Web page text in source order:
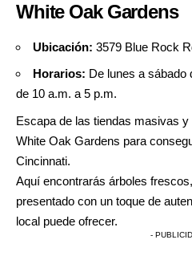
White Oak Gardens
Ubicación: 3579 Blue Rock
Horarios: De lunes a sábado
de 10 a.m. a 5 p.m.
Escapa de las tiendas masivas
White Oak Gardens para
Cincinnati.
Aquí encontrarás árboles
presentado con un toque de
local puede ofrecer.
-